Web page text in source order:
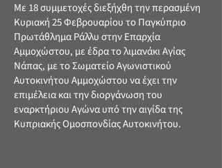
Με 18 συμμετοχές διεξήχθη την περασμένη
Κυριακή 25 Φεβρουαρίου το Παγκύπριο
Πρωτάθλημα Ράλλυ στην Επαρχία
Αμμοχώστου, με έδρα το λιμανάκι Αγίας
Νάπας, με το Σωματείο Αγωνιστικού
Αυτοκινήτου Αμμοχώστου να έχει την
επιμέλεια και την διοργάνωση του
εναρκτήριου Αγώνα υπό την αιγίδα της
Κυπριακής Ομοσπονδίας Αυτοκινήτου.